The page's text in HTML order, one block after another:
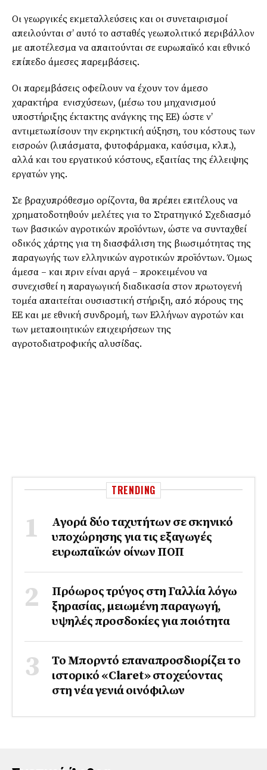
Οι γεωργικές εκμεταλλεύσεις και οι συνεταιρισμοί
απειλούνται σ’ αυτό το ασταθές γεωπολιτικό περιβάλλον
με αποτέλεσμα να απαιτούνται σε ευρωπαϊκό και εθνικό
επίπεδο άμεσες παρεμβάσεις.
Οι παρεμβάσεις οφείλουν να έχουν τον άμεσο
χαρακτήρα ενισχύσεων, (μέσω του μηχανισμού
υποστήριξης έκτακτης ανάγκης της ΕΕ) ώστε ν’
αντιμετωπίσουν την εκρηκτική αύξηση, του κόστους των
εισροών (λιπάσματα, φυτοφάρμακα, καύσιμα, κλπ.),
αλλά και του εργατικού κόστους, εξαιτίας της έλλειψης
εργατών γης.
Σε βραχυπρόθεσμο ορίζοντα, θα πρέπει επιτέλους να
χρηματοδοτηθούν μελέτες για το Στρατηγικό Σχεδιασμό
των βασικών αγροτικών προϊόντων, ώστε να συνταχθεί
οδικός χάρτης για τη διασφάλιση της βιωσιμότητας της
παραγωγής των ελληνικών αγροτικών προϊόντων. Όμως
άμεσα – και πριν είναι αργά – προκειμένου να
συνεχισθεί η παραγωγική διαδικασία στον πρωτογενή
τομέα απαιτείται ουσιαστική στήριξη, από πόρους της
ΕΕ και με εθνική συνδρομή, των Ελλήνων αγροτών και
των μεταποιητικών επιχειρήσεων της
αγροτοδιατροφικής αλυσίδας.
TRENDING
Αγορά δύο ταχυτήτων σε σκηνικό
υποχώρησης για τις εξαγωγές
ευρωπαϊκών οίνων ΠΟΠ
Πρόωρος τρύγος στη Γαλλία λόγω
ξηρασίας, μειωμένη παραγωγή,
υψηλές προσδοκίες για ποιότητα
Το Μπορντό επαναπροσδιορίζει το
ιστορικό «Claret» στοχεύοντας
στη νέα γενιά οινόφιλων